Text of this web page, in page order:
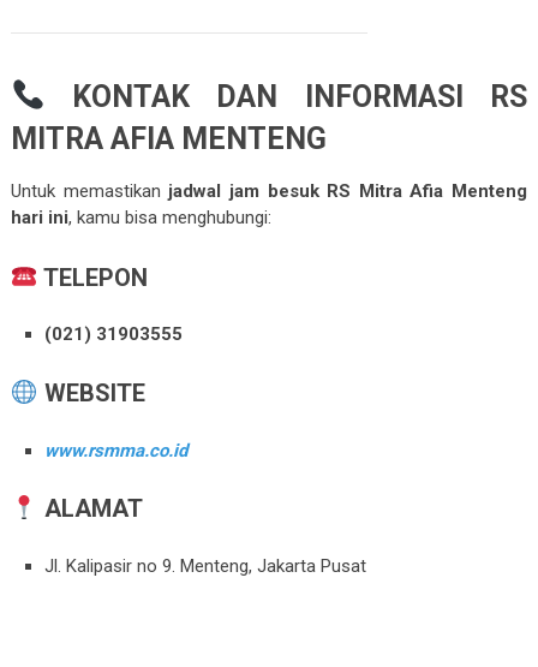
KONTAK DAN INFORMASI RS
MITRA AFIA MENTENG
Untuk memastikan jadwal jam besuk RS Mitra Afia Menteng
hari ini, kamu bisa menghubungi:
TELEPON
(021) 31903555
WEBSITE
www.rsmma.co.id
ALAMAT
Jl. Kalipasir no 9. Menteng, Jakarta Pusat